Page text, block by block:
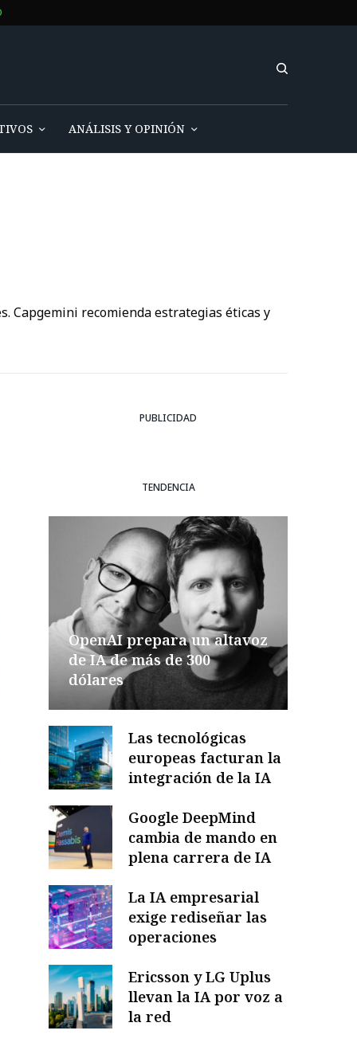
ANÁLISIS Y OPINIÓN
Capgemini recomienda estrategias éticas y
PUBLICIDAD
TENDENCIA
OpenAI prepara un altavoz
de IA de más de 300
dólares
Las tecnológicas
europeas facturan la
integración de la IA
Google DeepMind
cambia de mando en
plena carrera de IA
La IA empresarial
exige rediseñar las
operaciones
Ericsson y LG Uplus
llevan la IA por voz a
la red